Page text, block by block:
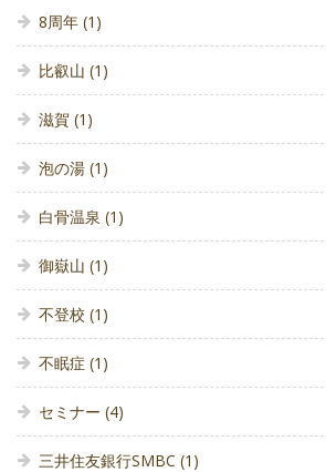
8周年 (1)
比叡山 (1)
滋賀 (1)
泡の湯 (1)
白骨温泉 (1)
御嶽山 (1)
不登校 (1)
不眠症 (1)
セミナー (4)
三井住友銀行SMBC (1)